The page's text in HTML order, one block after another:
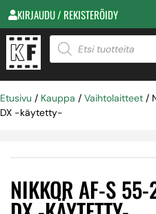
KIRJAUDU / REKISTERÖIDY
Etusivu / Kauppa / Vaihtolaitteet /
DX -käytetty-
NIKKOR AF-S